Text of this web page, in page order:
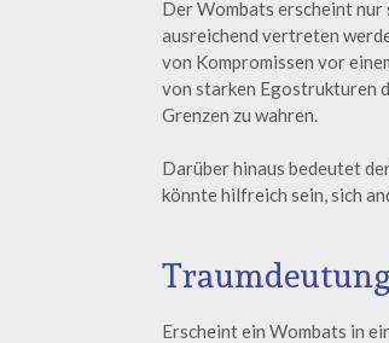
Der Wombats erscheint
ausreichend vertreten
von Kompromissen vor
von starken Egostrukturen
Grenzen zu wahren.
Darüber hinaus bedeutet
könnte hilfreich sein, sich
Erscheint ein Wombats in